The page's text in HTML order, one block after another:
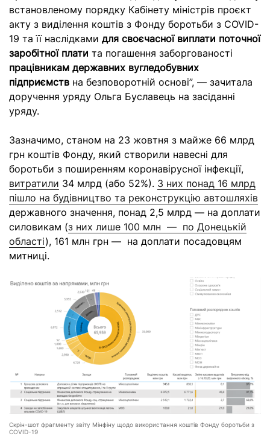
встановленому порядку Кабінету міністрів проєкт
акту з виділення коштів з Фонду боротьби з COVID-
19 та її наслідками для своєчасної виплати поточної
заробітної плати та погашення заборгованості
працівникам державних вугледобувних
підприємств на безповоротній основі”, — зачитала
доручення уряду Ольга Буславець на засіданні
уряду.
Зазначимо, станом на 23 жовтня з майже 66 млрд
грн коштів Фонду, який створили навесні для
боротьби з поширенням коронавірусної інфекції,
витратили 34 млрд (або 52%). З них понад 16 млрд
пішло на будівництво та реконструкцію автошляхів
державного значення, понад 2,5 млрд — на доплати
силовикам (з них лише 100 млн — по Донецькій
області), 161 млн грн — на доплати посадовцям
митниці.
Скрін-шот фрагменту звіту Мінфіну щодо використання коштів Фонду боротьби з
COVID-19